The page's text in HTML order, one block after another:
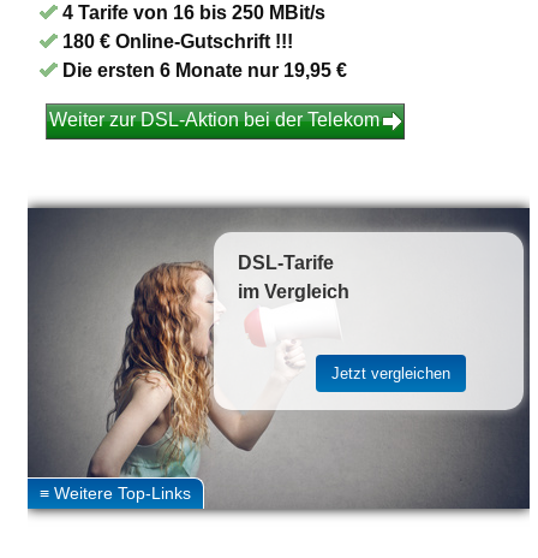
4 Tarife von 16 bis 250 MBit/s
180 € Online-Gutschrift !!!
Die ersten 6 Monate nur 19,95 €
Weiter zur DSL-Aktion bei der Telekom
DSL-Tarife
im Vergleich